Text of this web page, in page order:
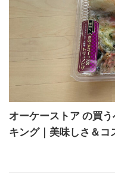
オーケーストア の買
キング｜美味しさ＆コ